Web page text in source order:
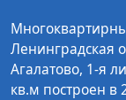
Ленинградская
Агалатово, 1-я
кв.м построен в